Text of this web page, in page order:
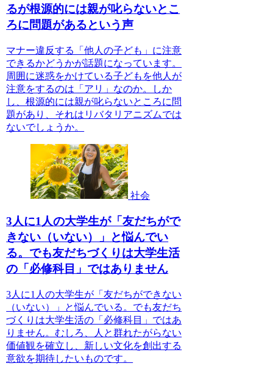
るが根源的には親が叱らないとこ
ろに問題があるという声
マナー違反する「他人の子ども」に注意
できるかどうかが話題になっています。
周囲に迷惑をかけている子どもを他人が
注意をするのは「アリ」なのか。しか
し、根源的には親が叱らないところに問
題があり、それはリバタリアニズムでは
ないでしょうか。
社会
3人に1人の大学生が「友だちがで
きない（いない）」と悩んでい
る。でも友だちづくりは大学生活
の「必修科目」ではありません
3人に1人の大学生が「友だちができない
（いない）」と悩んでいる。でも友だち
づくりは大学生活の「必修科目」ではあ
りません。むしろ、人と群れたがらない
価値観を確立し、新しい文化を創出する
意欲を期待したいものです。